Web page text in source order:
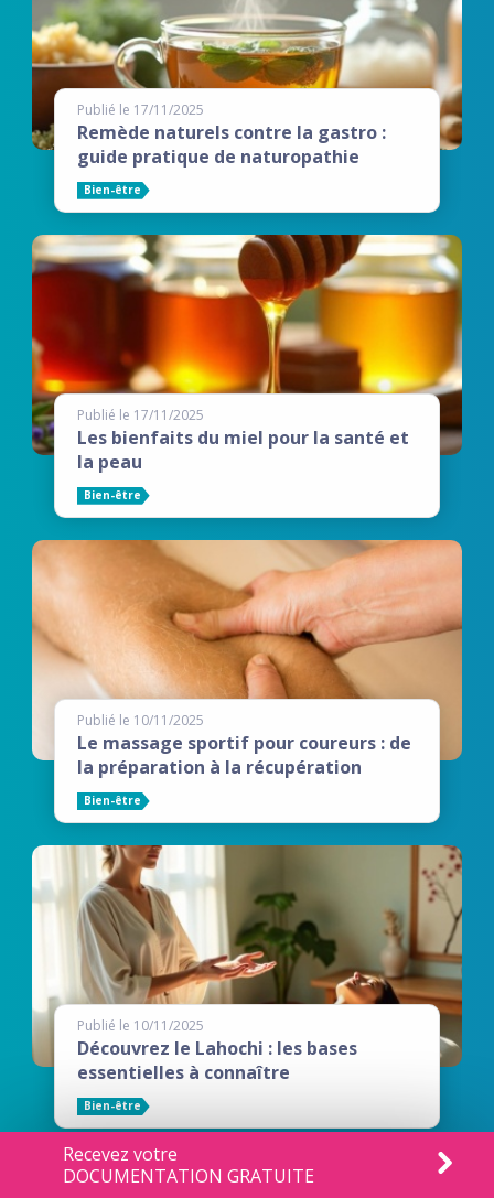
Publié le 17/11/2025
Remède naturels contre la gastro :
guide pratique de naturopathie
Bien-être
Publié le 17/11/2025
Les bienfaits du miel pour la santé et
la peau
Bien-être
Publié le 10/11/2025
Le massage sportif pour coureurs : de
la préparation à la récupération
Bien-être
Publié le 10/11/2025
Découvrez le Lahochi : les bases
essentielles à connaître
Bien-être
Recevez votre
DOCUMENTATION GRATUITE